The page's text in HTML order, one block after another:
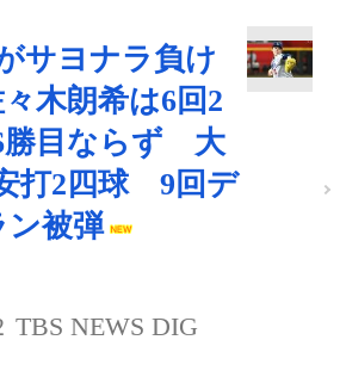
サヨナラ負け
木朗希は6回2
勝目ならず 大
打2四球 9回デ
ン被弾
TBS NEWS DIG